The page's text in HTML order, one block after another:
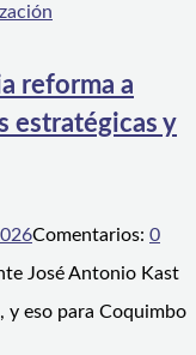
reforma a
estratégicas y
Comentarios: 0
José Antonio Kast
y eso para Coquimbo